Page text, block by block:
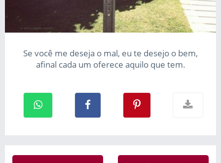
Se você me deseja o mal, eu te desejo o bem,
afinal cada um oferece aquilo que tem.